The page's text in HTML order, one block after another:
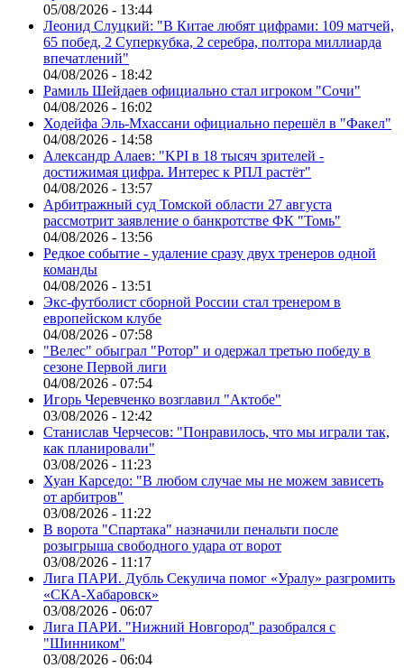
05/08/2026 - 13:44
Леонид Слуцкий: "В Китае любят цифрами: 109 матчей,
65 побед, 2 Суперкубка, 2 серебра, полтора миллиарда
впечатлений"
04/08/2026 - 18:42
Рамиль Шейдаев официально стал игроком "Сочи"
04/08/2026 - 16:02
Ходейфа Эль-Мхассани официально перешёл в "Факел"
04/08/2026 - 14:58
Александр Алаев: "KPI в 18 тысяч зрителей -
достижимая цифра. Интерес к РПЛ растёт"
04/08/2026 - 13:57
Арбитражный суд Томской области 27 августа
рассмотрит заявление о банкротстве ФК "Томь"
04/08/2026 - 13:56
Редкое событие - удаление сразу двух тренеров одной
команды
04/08/2026 - 13:51
Экс-футболист сборной России стал тренером в
европейском клубе
04/08/2026 - 07:58
"Велес" обыграл "Ротор" и одержал третью победу в
сезоне Первой лиги
04/08/2026 - 07:54
Игорь Черевченко возглавил "Актобе"
03/08/2026 - 12:42
Станислав Черчесов: "Понравилось, что мы играли так,
как планировали"
03/08/2026 - 11:23
Хуан Карседо: "В любом случае мы не можем зависеть
от арбитров"
03/08/2026 - 11:22
В ворота "Спартака" назначили пенальти после
розыгрыша свободного удара от ворот
03/08/2026 - 11:17
Лига ПАРИ. Дубль Секулича помог «Уралу» разгромить
«СКА-Хабаровск»
03/08/2026 - 06:07
Лига ПАРИ. "Нижний Новгород" разобрался с
"Шинником"
03/08/2026 - 06:04